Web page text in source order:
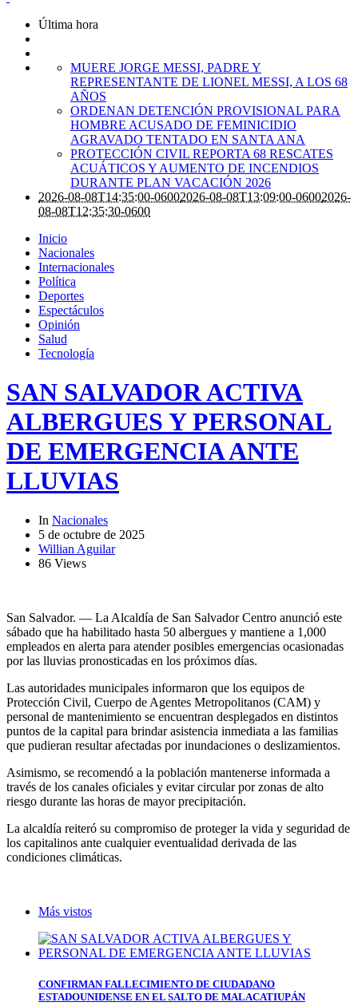
Última hora
MUERE JORGE MESSI, PADRE Y
REPRESENTANTE DE LIONEL MESSI, A LOS 68
AÑOS
ORDENAN DETENCIÓN PROVISIONAL PARA
HOMBRE ACUSADO DE FEMINICIDIO
AGRAVADO TENTADO EN SANTA ANA
PROTECCIÓN CIVIL REPORTA 68 RESCATES
ACUÁTICOS Y AUMENTO DE INCENDIOS
DURANTE PLAN VACACIÓN 2026
2026-08-08T14:35:00-06002026-08-08T13:09:00-06002026-
08-08T12:35:30-0600
Inicio
Nacionales
Internacionales
Política
Deportes
Espectáculos
Opinión
Salud
Tecnología
SAN SALVADOR ACTIVA
ALBERGUES Y PERSONAL
DE EMERGENCIA ANTE
LLUVIAS
In Nacionales
5 de octubre de 2025
Willian Aguilar
86 Views
San Salvador. — La Alcaldía de San Salvador Centro anunció este
sábado que ha habilitado hasta 50 albergues y mantiene a 1,000
empleados en alerta para atender posibles emergencias ocasionadas
por las lluvias pronosticadas en los próximos días.
Las autoridades municipales informaron que los equipos de
Protección Civil, Cuerpo de Agentes Metropolitanos (CAM) y
personal de mantenimiento se encuentran desplegados en distintos
puntos de la capital para brindar asistencia inmediata a las familias
que pudieran resultar afectadas por inundaciones o deslizamientos.
Asimismo, se recomendó a la población mantenerse informada a
través de los canales oficiales y evitar circular por zonas de alto
riesgo durante las horas de mayor precipitación.
La alcaldía reiteró su compromiso de proteger la vida y seguridad de
los capitalinos ante cualquier eventualidad derivada de las
condiciones climáticas.
Más vistos
CONFIRMAN FALLECIMIENTO DE CIUDADANO
ESTADOUNIDENSE EN EL SALTO DE MALACATIUPÁN